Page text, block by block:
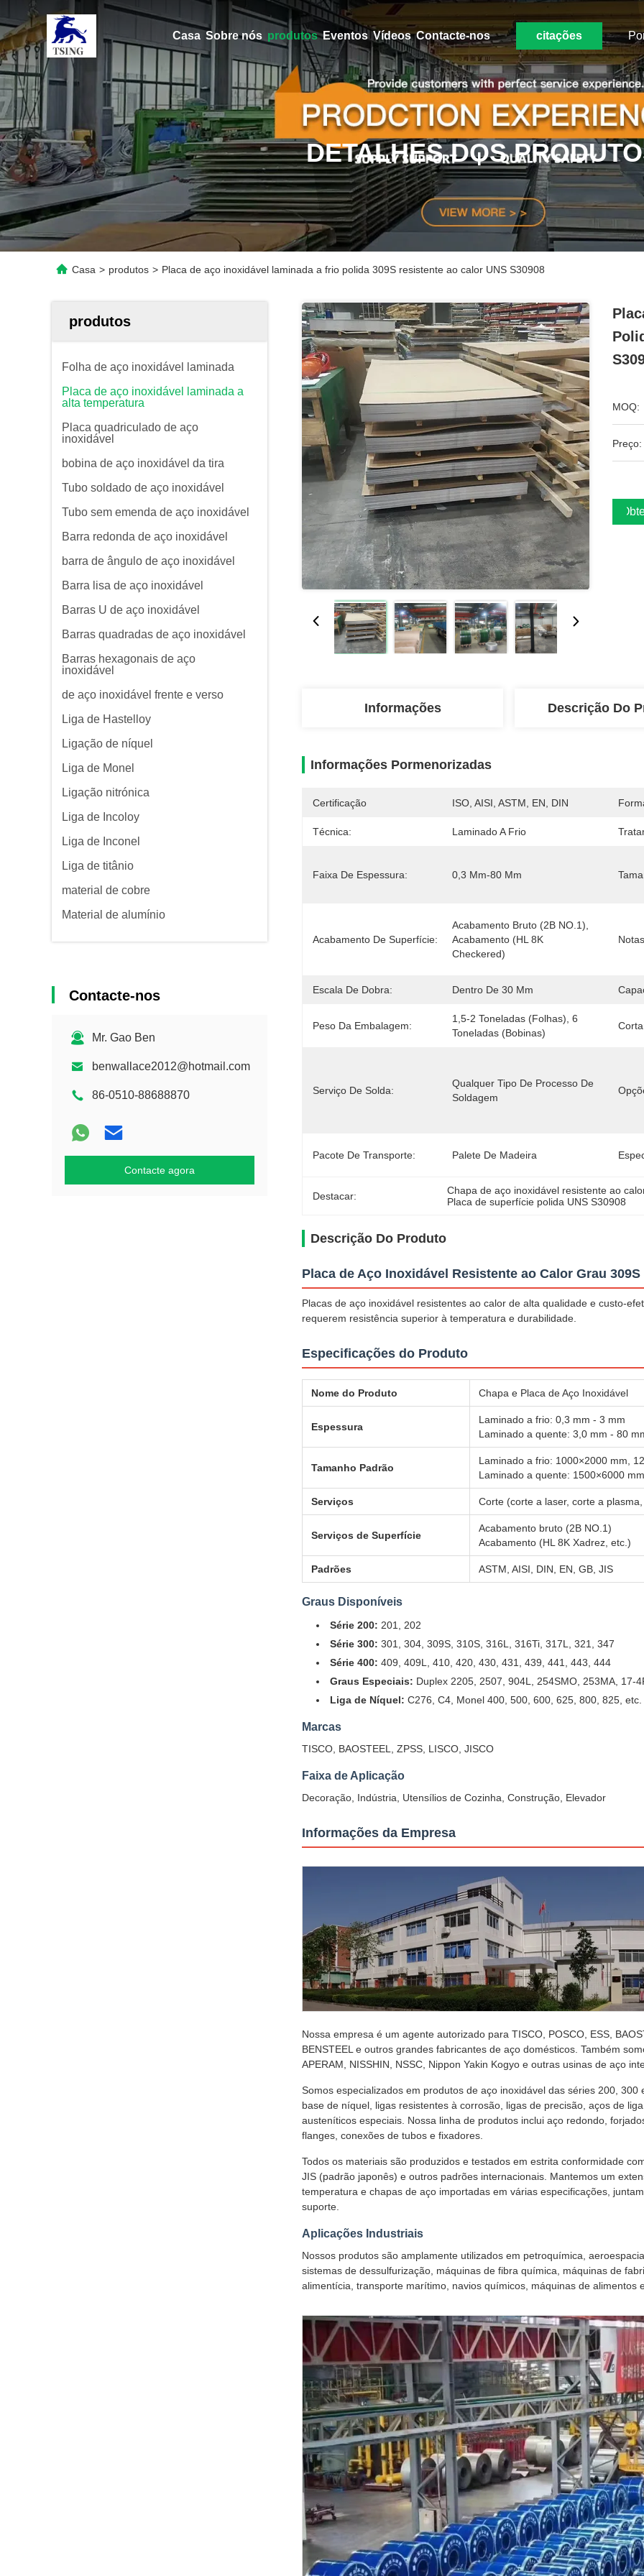
Casa Sobre nós produtos Eventos Vídeos Contacte-nos citações
DETALHES DOS
Casa > produtos > Placa de aço inoxidável laminada a frio polida 309S resistente ao calor UNS S30908
produtos
Folha de aço inoxidável laminada
Placa de aço inoxidável laminada a
alta temperatura
Placa quadriculado de aço
inoxidável
bobina de aço inoxidável da tira
Tubo soldado de aço inoxidável
Tubo sem emenda de aço inoxidável
Barra redonda de aço inoxidável
barra de ângulo de aço inoxidável
Barra lisa de aço inoxidável
Barras U de aço inoxidável
Barras quadradas de aço inoxidável
Barras hexagonais de aço
inoxidável
de aço inoxidável frente e verso
Liga de Hastelloy
Ligação de níquel
Liga de Monel
Ligação nitrónica
Liga de Incoloy
Liga de Inconel
Liga de titânio
material de cobre
Material de alumínio
Contacte-nos
Mr. Gao Ben
benwallace2012@hotmail.com
86-0510-88688870
Contacte agora
MOQ:
Preço:
Informações Descrição Do
Informações Pormenorizadas
Certificação ISO, AISI, ASTM, EN, DIN
Técnica: Laminado A Frio
Faixa De Espessura: 0,3 Mm-80 Mm
Acabamento De Superfície:
Acabamento Bruto (2B NO.1),
Acabamento (HL 8K
Checkered)
Escala De Dobra: Dentro De 30 Mm
Peso Da Embalagem:
1,5-2 Toneladas (folhas), 6
Toneladas (bobinas)
Serviço De Solda:
Qualquer Tipo De Processo De
Soldagem
Pacote De Transporte: Palete De Madeira
Destacar:
Chapa de aço inoxidável resistente ao
Placa de superfície polida UNS S30908
Descrição Do Produto
Placa de Aço Inoxidável Resistente ao Calor Grau 309S
Placas de aço inoxidável resistentes ao calor de alta qualidade e custo-
requerem resistência superior à temperatura e durabilidade.
Especificações do Produto
Nome do Produto Chapa e Placa de Aço Inoxidável
Espessura
Laminado a frio: 0,3 mm - 3 mm
Laminado a quente: 3,0 mm - 80
Tamanho Padrão
Laminado a frio: 1000×2000 mm,
Laminado a quente: 1500×6000
Serviços Corte (corte a laser, corte a
Serviços de Superfície
Acabamento bruto (2B NO.1)
Acabamento (HL 8K Xadrez, etc.)
Padrões ASTM, AISI, DIN, EN, GB, JIS
Graus Disponíveis
Série 200: 201, 202
Série 300: 301, 304, 309S, 310S, 316L, 316Ti, 317L, 321, 347
Série 400: 409, 409L, 410, 420, 430, 431, 439, 441, 443, 444
Graus Especiais: Duplex 2205, 2507, 904L, 254SMO, 253MA, 17-
Liga de Níquel: C276, C4, Monel 400, 500, 600, 625, 800, 825, etc.
Marcas
TISCO, BAOSTEEL, ZPSS, LISCO, JISCO
Faixa de Aplicação
Decoração, Indústria, Utensílios de Cozinha, Construção, Elevador
Informações da Empresa
Nossa empresa é um agente autorizado para TISCO, POSCO, ESS,
BENSTEEL e outros grandes fabricantes de aço domésticos. Também
APERAM, NISSHIN, NSSC, Nippon Yakin Kogyo e outras usinas de aço
Somos especializados em produtos de aço inoxidável das séries 200,
base de níquel, ligas resistentes à corrosão, ligas de precisão, aços de
austeníticos especiais. Nossa linha de produtos inclui aço redondo,
flanges, conexões de tubos e fixadores.
Todos os materiais são produzidos e testados em estrita conformidade
JIS (padrão japonês) e outros padrões internacionais. Mantemos um
temperatura e chapas de aço importadas em várias especificações,
suporte.
Aplicações Industriais
Nossos produtos são amplamente utilizados em petroquímica,
sistemas de dessulfurização, máquinas de fibra química, máquinas de
alimentícia, transporte marítimo, navios químicos, máquinas de alimentos